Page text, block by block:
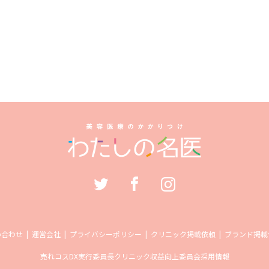
わせ 運営会社 プライバシーポリシー クリニック掲載依頼 ブランド掲
売れコスDX実行委員長クリニック収益向上委員会採用情報